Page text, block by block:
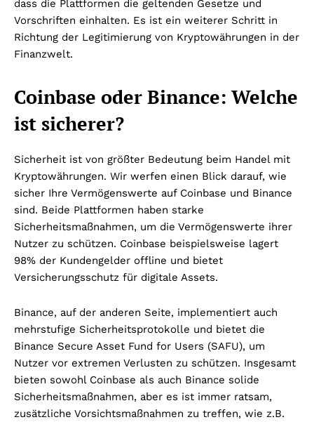
dass die Plattformen die geltenden Gesetze und
Vorschriften einhalten. Es ist ein weiterer Schritt in
Richtung der Legitimierung von Kryptowährungen in der
Finanzwelt.
Coinbase oder Binance: Welche
ist sicherer?
Sicherheit ist von größter Bedeutung beim Handel mit
Kryptowährungen. Wir werfen einen Blick darauf, wie
sicher Ihre Vermögenswerte auf Coinbase und Binance
sind. Beide Plattformen haben starke
Sicherheitsmaßnahmen, um die Vermögenswerte ihrer
Nutzer zu schützen. Coinbase beispielsweise lagert
98% der Kundengelder offline und bietet
Versicherungsschutz für digitale Assets.
Binance, auf der anderen Seite, implementiert auch
mehrstufige Sicherheitsprotokolle und bietet die
Binance Secure Asset Fund for Users (SAFU), um
Nutzer vor extremen Verlusten zu schützen. Insgesamt
bieten sowohl Coinbase als auch Binance solide
Sicherheitsmaßnahmen, aber es ist immer ratsam,
zusätzliche Vorsichtsmaßnahmen zu treffen, wie z.B.